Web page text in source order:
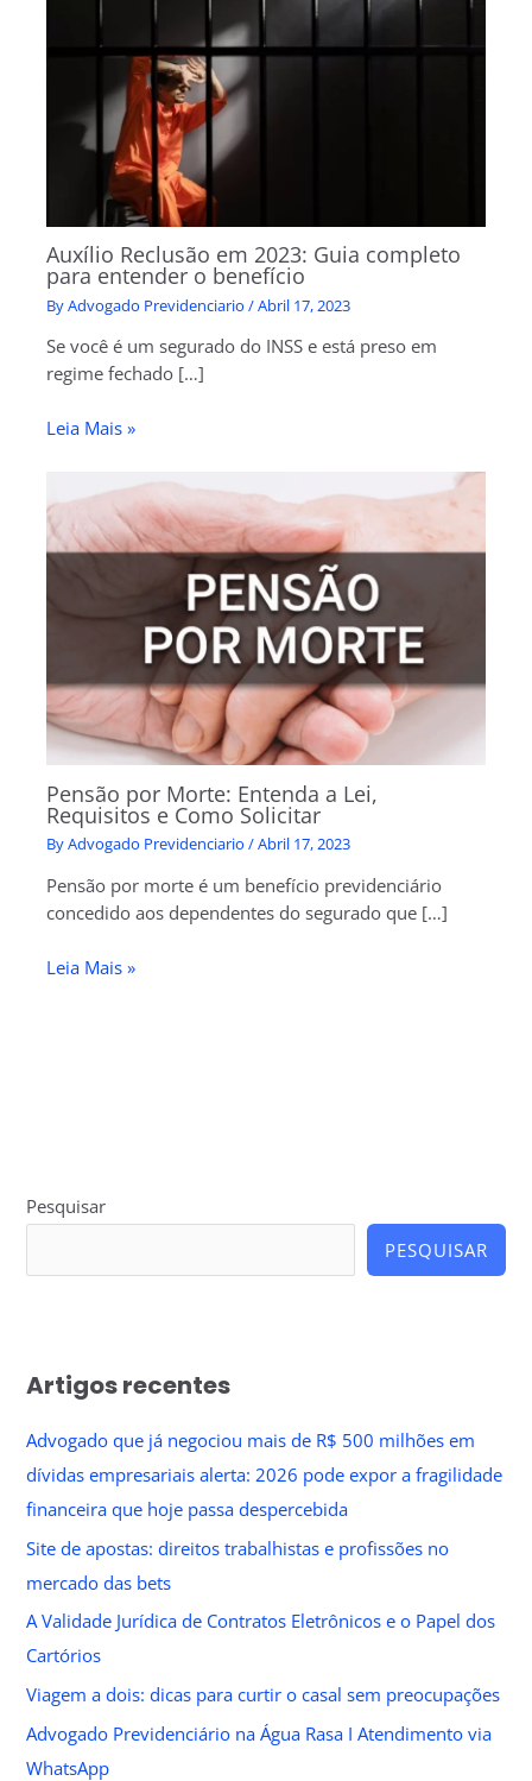
Auxílio Reclusão em 2023: Guia completo
para entender o benefício
ByAdvogado Previdenciario/Abril 17, 2023
Se você é um segurado do INSS e está preso em
regime fechado […]
Leia Mais »
Pensão por Morte: Entenda a Lei,
Requisitos e Como Solicitar
ByAdvogado Previdenciario/Abril 17, 2023
Pensão por morte é um benefício previdenciário
concedido aos dependentes do segurado que […]
Leia Mais »
Pesquisar
PESQUISAR
Artigos recentes
Advogado que já negociou mais de R$ 500 milhões em
dívidas empresariais alerta: 2026 pode expor a fragilidade
financeira que hoje passa despercebida
Site de apostas: direitos trabalhistas e profissões no
mercado das bets
A Validade Jurídica de Contratos Eletrônicos e o Papel dos
Cartórios
Viagem a dois: dicas para curtir o casal sem preocupações
Advogado Previdenciário na Água Rasa I Atendimento via
WhatsApp